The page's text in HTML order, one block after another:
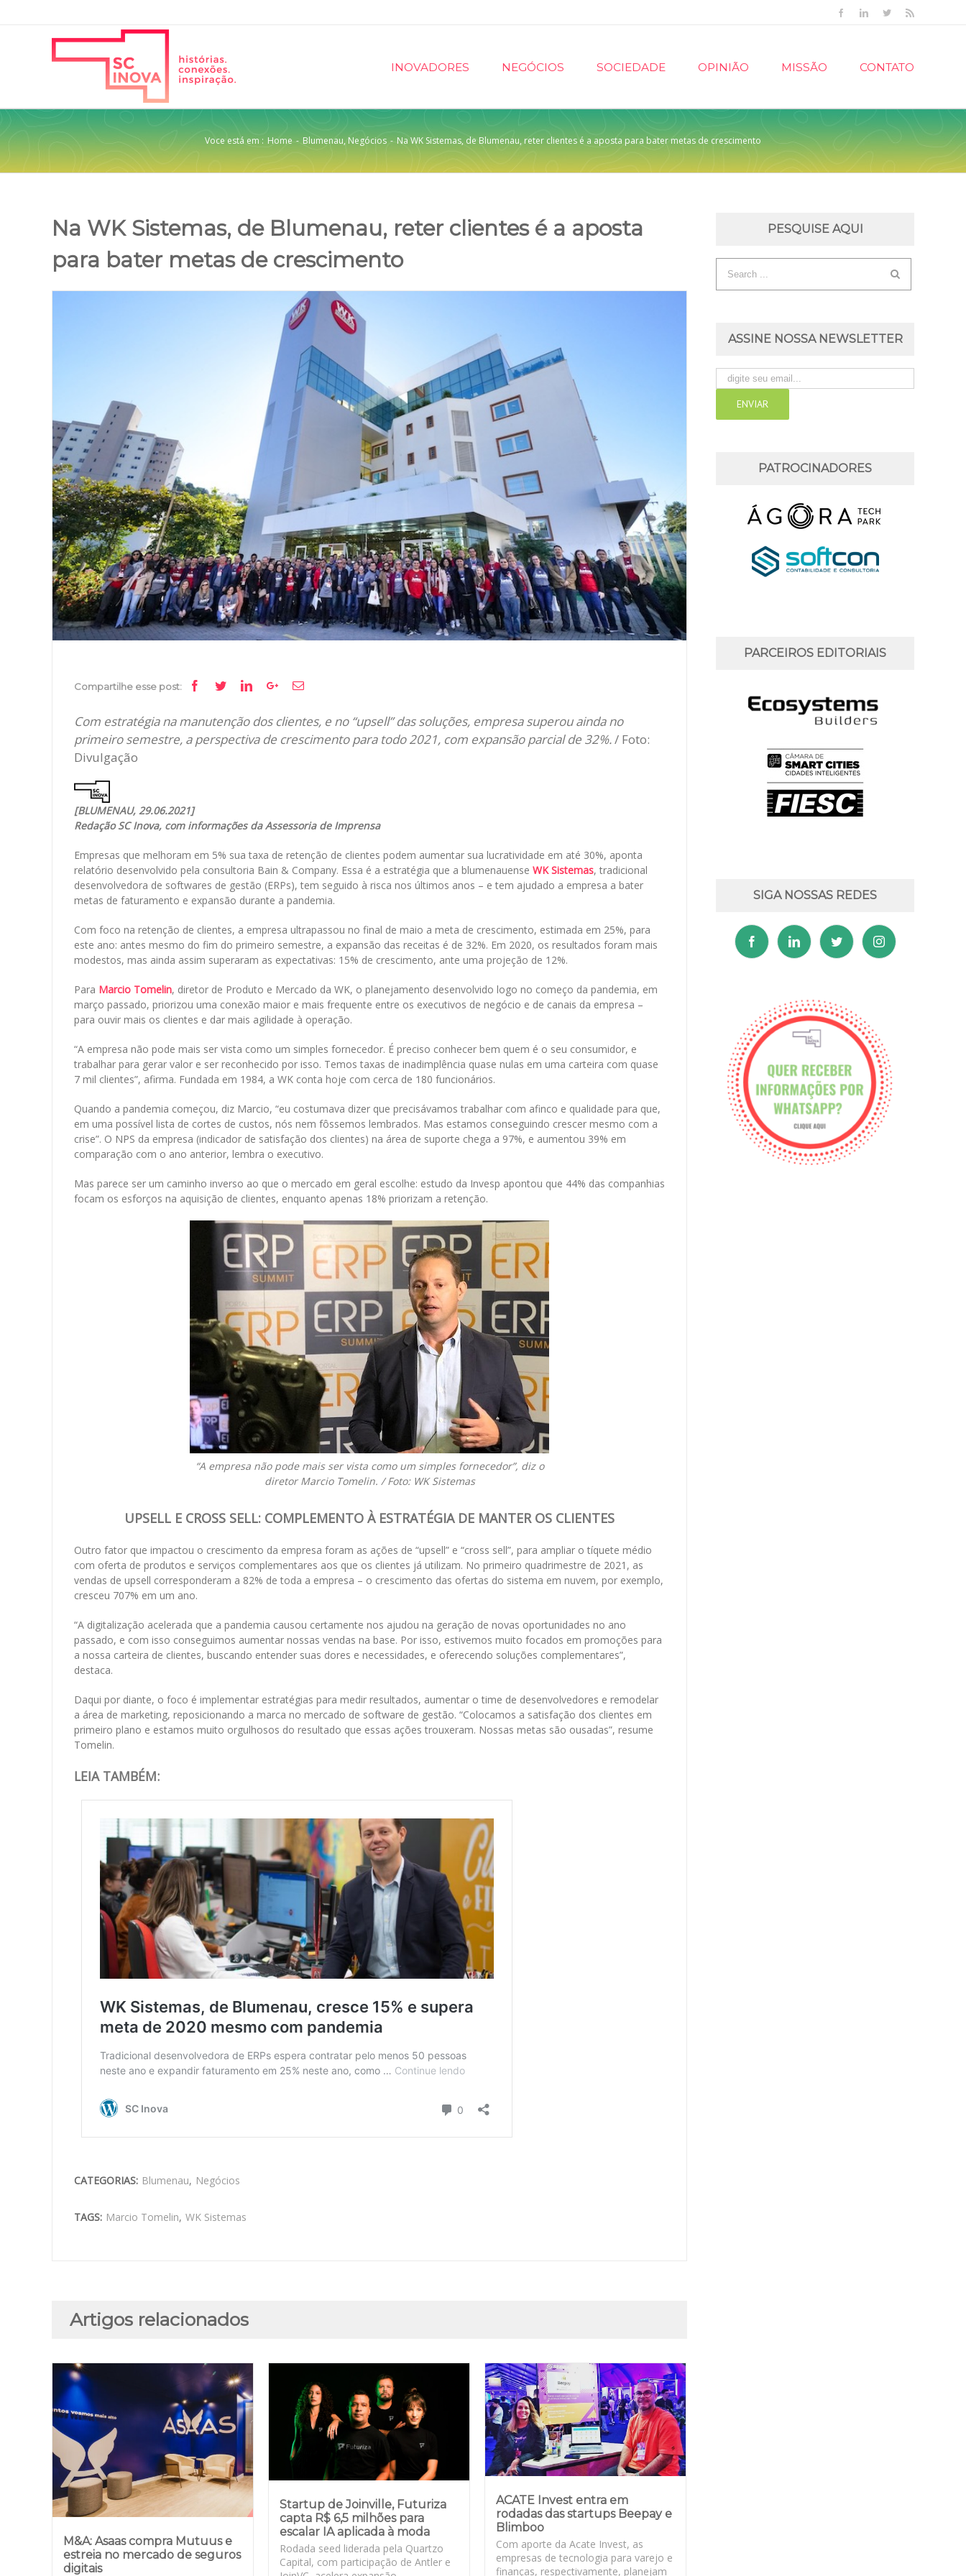
FacebookLinkedinTwitter
INOVADORES NEGÓCIOS SOCIEDADE OPINIÃO MISSÃO CONTATO
Voce está em : Home - Blumenau,Negócios - Na WK Sistemas, de Blumenau, reter clientes é a aposta para bater metas de crescimento
Na WK Sistemas, de Blumenau, reter clientes é a aposta
para bater metas de crescimento
Compartilhe esse post: Facebook
TwitterLinkedinGoogle+Email
Com estratégia na manutenção dos clientes, e no “upsell” das soluções, empresa superou ainda no
primeiro semestre, a perspectiva de crescimento para todo 2021, com expansão parcial de 32%./ Foto:
Divulgação
[BLUMENAU, 29.06.2021]
Redação SC Inova, com informações da Assessoria de Imprensa
Empresas que melhoram em 5% sua taxa de retenção de clientes podem aumentar sua lucratividade em até 30%, aponta
relatório desenvolvido pela consultoria Bain & Company. Essa é a estratégia que a blumenauense WK Sistemas, tradicional
desenvolvedora de softwares de gestão (ERPs), tem seguido à risca nos últimos anos – e tem ajudado a empresa a bater
metas de faturamento e expansão durante a pandemia.
Com foco na retenção de clientes, a empresa ultrapassou no final de maio a meta de crescimento, estimada em 25%, para
este ano: antes mesmo do fim do primeiro semestre, a expansão das receitas é de 32%. Em 2020, os resultados foram mais
modestos, mas ainda assim superaram as expectativas: 15% de crescimento, ante uma projeção de 12%.
Para Marcio Tomelin, diretor de Produto e Mercado da WK, o planejamento desenvolvido logo no começo da pandemia, em
março passado, priorizou uma conexão maior e mais frequente entre os executivos de negócio e de canais da empresa –
para ouvir mais os clientes e dar mais agilidade à operação.
“A empresa não pode mais ser vista como um simples fornecedor. É preciso conhecer bem quem é o seu consumidor, e
trabalhar para gerar valor e ser reconhecido por isso. Temos taxas de inadimplência quase nulas em uma carteira com quase
7 mil clientes”, afirma. Fundada em 1984, a WK conta hoje com cerca de 180 funcionários.
Quando a pandemia começou, diz Marcio, “eu costumava dizer que precisávamos trabalhar com afinco e qualidade para que,
em uma possível lista de cortes de custos, nós nem fôssemos lembrados. Mas estamos conseguindo crescer mesmo com a
crise”. O NPS da empresa (indicador de satisfação dos clientes) na área de suporte chega a 97%, e aumentou 39% em
comparação com o ano anterior, lembra o executivo.
Mas parece ser um caminho inverso ao que o mercado em geral escolhe: estudo da Invesp apontou que 44% das companhias
focam os esforços na aquisição de clientes, enquanto apenas 18% priorizam a retenção.
“A empresa não pode mais ser vista como um simples fornecedor”, diz o
diretor Marcio Tomelin. / Foto: WK Sistemas
UPSELL E CROSS SELL: COMPLEMENTO À ESTRATÉGIA DE MANTER OS CLIENTES
Outro fator que impactou o crescimento da empresa foram as ações de “upsell” e “cross sell”, para ampliar o tíquete médio
com oferta de produtos e serviços complementares aos que os clientes já utilizam. No primeiro quadrimestre de 2021, as
vendas de upsell corresponderam a 82% de toda a empresa – o crescimento das ofertas do sistema em nuvem, por exemplo,
cresceu 707% em um ano.
“A digitalização acelerada que a pandemia causou certamente nos ajudou na geração de novas oportunidades no ano
passado, e com isso conseguimos aumentar nossas vendas na base. Por isso, estivemos muito focados em promoções para
a nossa carteira de clientes, buscando entender suas dores e necessidades, e oferecendo soluções complementares”,
destaca.
Daqui por diante, o foco é implementar estratégias para medir resultados, aumentar o time de desenvolvedores e remodelar
a área de marketing, reposicionando a marca no mercado de software de gestão. “Colocamos a satisfação dos clientes em
primeiro plano e estamos muito orgulhosos do resultado que essas ações trouxeram. Nossas metas são ousadas”, resume
Tomelin.
LEIA TAMBÉM:
CATEGORIAS: Blumenau, Negócios
TAGS: Marcio Tomelin, WK Sistemas
PESQUISE AQUI
ASSINE NOSSA NEWSLETTER
PATROCINADORES
PARCEIROS EDITORIAIS
SIGA NOSSAS REDES
Artigos relacionados
M&A: Asaas compra Mutuus e
estreia no mercado de seguros
digitais
Startup de Joinville, Futuriza
capta R$ 6,5 milhões para
escalar IA aplicada à moda
Rodada seed liderada pela Quartzo
Capital, com participação de Antler e
ACATE Invest entra em
rodadas das startups Beepay e
Blimboo
Com aporte da Acate Invest, as
empresas de tecnologia para varejo e
finanças, respectivamente, planejam